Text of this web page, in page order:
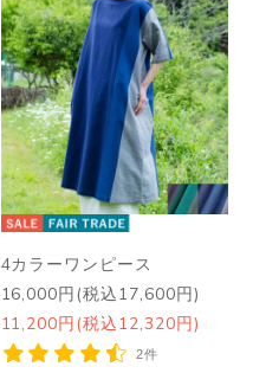
4カラーワンピース
16,000円(税込17,600円)
11,200円(税込12,320円)
2件